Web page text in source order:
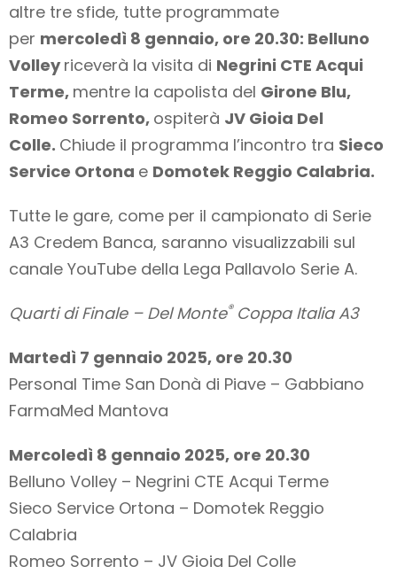
altre tre sfide, tutte programmate
per mercoledì 8 gennaio, ore 20.30: Belluno
Volleyriceverà la visita di Negrini CTE Acqui
Terme, mentre la capolista del Girone Blu,
Romeo Sorrento, ospiterà JV Gioia Del
Colle. Chiude il programma l’incontro tra Sieco
Service Ortona e Domotek Reggio Calabria.
Tutte le gare, come per il campionato di Serie
A3 Credem Banca, saranno visualizzabili sul
canale YouTube della Lega Pallavolo Serie A.
Quarti di Finale – Del Monte® Coppa Italia A3
Martedì 7 gennaio 2025, ore 20.30
Personal Time San Donà di Piave – Gabbiano
FarmaMed Mantova
Mercoledì 8 gennaio 2025, ore 20.30
Belluno Volley – Negrini CTE Acqui Terme
Sieco Service Ortona – Domotek Reggio
Calabria
Romeo Sorrento – JV Gioia Del Colle